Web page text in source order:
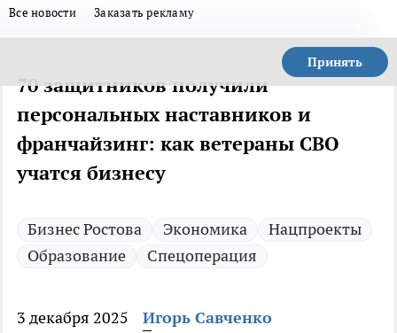
Все новости Заказать рекламу
Принять
70 защитников получили
персональных наставников и
франчайзинг: как ветераны СВО
учатся бизнесу
Бизнес Ростова Экономика
Нацпроекты
Образование
Спецоперация
3 декабря 2025
Игорь Савченко